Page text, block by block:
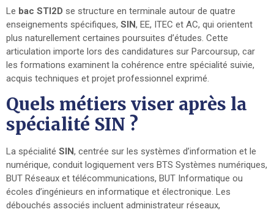
Le bac STI2D se structure en terminale autour de quatre
enseignements spécifiques, SIN, EE, ITEC et AC, qui orientent
plus naturellement certaines poursuites d’études. Cette
articulation importe lors des candidatures sur Parcoursup, car
les formations examinent la cohérence entre spécialité suivie,
acquis techniques et projet professionnel exprimé.
Quels métiers viser après la
spécialité SIN ?
La spécialité SIN, centrée sur les systèmes d’information et le
numérique, conduit logiquement vers BTS Systèmes numériques,
BUT Réseaux et télécommunications, BUT Informatique ou
écoles d’ingénieurs en informatique et électronique. Les
débouchés associés incluent administrateur réseaux,